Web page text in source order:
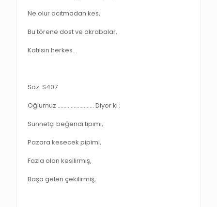
Ne olur acıtmadan kes,
Bu törene dost ve akrabalar,
Katılsın herkes…
Söz: S407
Oğlumuz ……………………. Diyor ki ;
Sünnetçi beğendi tipimi,
Pazara kesecek pipimi,
Fazla olan kesilirmiş,
Başa gelen çekilirmiş,